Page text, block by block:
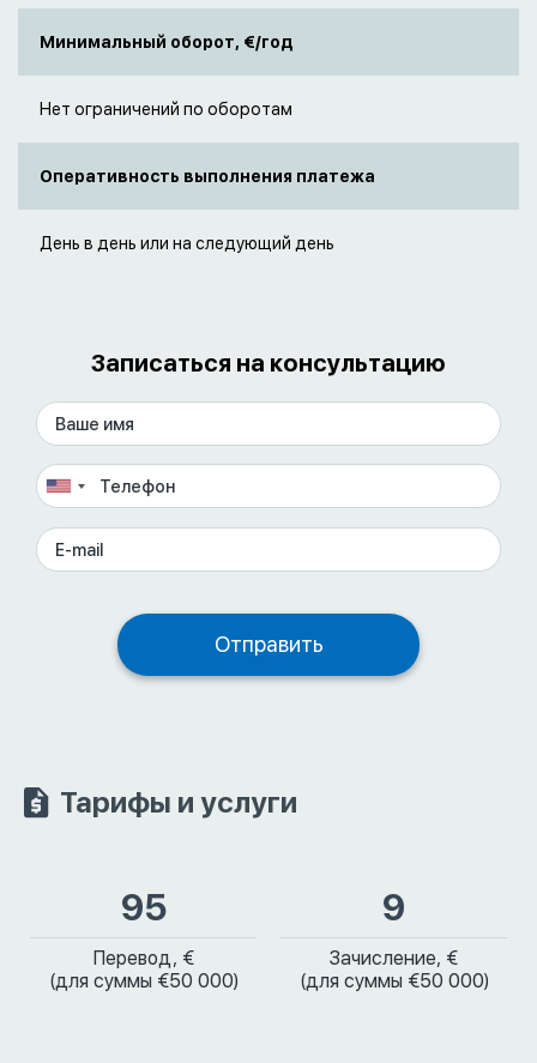
Минимальный оборот, €/год
Нет ограничений по оборотам
Оперативность выполнения платежа
День в день или на следующий день
Записаться на консультацию
Тарифы и услуги
95
Перевод, €
(для суммы €50 000)
9
Зачисление, €
(для суммы €50 000)